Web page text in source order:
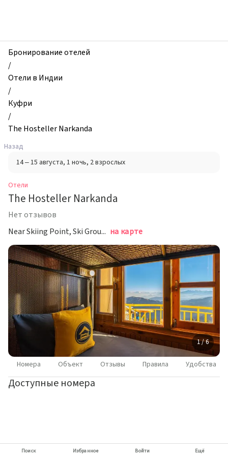
The
Hosteller
Narkanda,
Куфри,
Индия
Бронирование отелей
/
Отели в Индии
/
Куфри
/
The Hosteller Narkanda
Назад
14 – 15 августа, 1 ночь, 2 взрослых
Отели
The Hosteller Narkanda
Нет отзывов
Near Skiing Point, Ski Ground Road, Narkanda, Himachal Pradesh, 171213, Куфри на карте
1 / 6
Номера Объект Отзывы Правила Удобства
Доступные номера
Поиск Избранное Войти Ещё